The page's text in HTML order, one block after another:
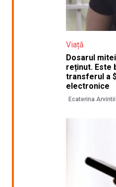
Viață
Dosarul
reținut. Este
transferul a
electronice
Ecaterina Arvintii